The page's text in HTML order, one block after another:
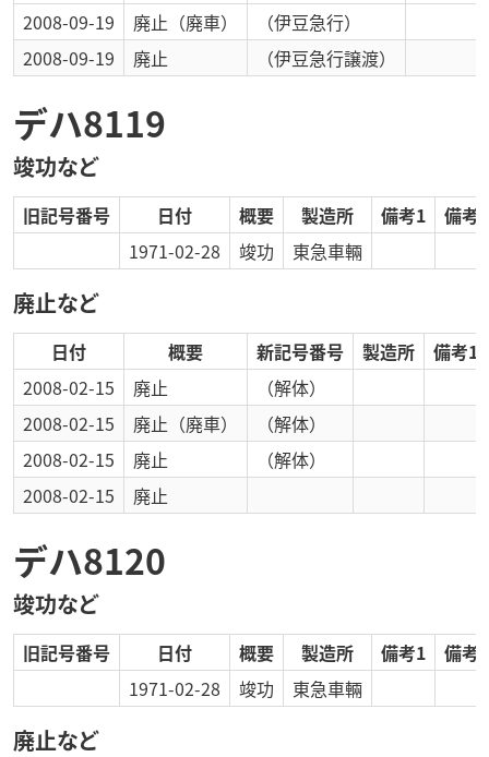
2008-09-19 廃止 （廃車）
（伊豆急行）
2008-09-19
廃止 （伊豆急行譲渡）
デハ8119
竣功など
旧記号番号 日付 概要 製造所 備考1
備考2
1971-02-28
竣功 東急車輛
廃止など
日付 概要 新記号番号 製造所
備考1
2008-02-15
廃止
（解体）
2008-02-15
廃止 （廃車）
（解体）
2008-02-15
廃止
（解体）
2008-02-15
廃止
デハ8120
竣功など
旧記号番号 日付 概要 製造所 備考1
備考2
1971-02-28
竣功 東急車輛
廃止など